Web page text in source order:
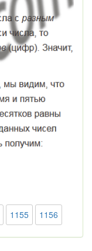
1155 1156